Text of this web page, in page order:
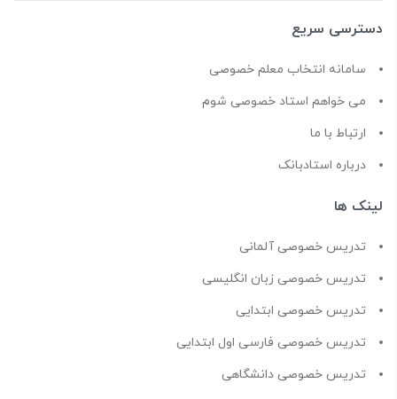
دسترسی سریع
سامانه انتخاب معلم خصوصی
می خواهم استاد خصوصی شوم
ارتباط با ما
درباره استادبانک
لینک ها
تدریس خصوصی آلمانی
تدریس خصوصی زبان انگلیسی
تدریس خصوصی ابتدایی
تدریس خصوصی فارسی اول ابتدایی
تدریس خصوصی دانشگاهی